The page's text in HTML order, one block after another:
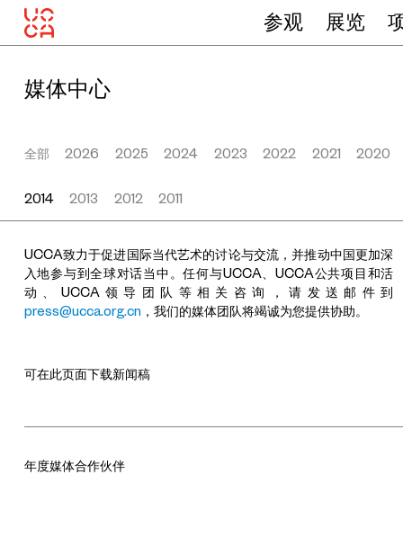
参观 展览
媒体中心
全部 2026 2025 2024 2023 2022 2021 2020
2014 2013 2012 2011
UCCA致力于促进国际当代艺术的讨论与交流，并推动中国更加深
入地参与到全球对话当中。任何与UCCA、UCCA公共项目和活
动、UCCA领导团队等相关咨询，请发送邮件到
press@ucca.org.cn，我们的媒体团队将竭诚为您提供协助。
可在此页面下载新闻稿
年度媒体合作伙伴